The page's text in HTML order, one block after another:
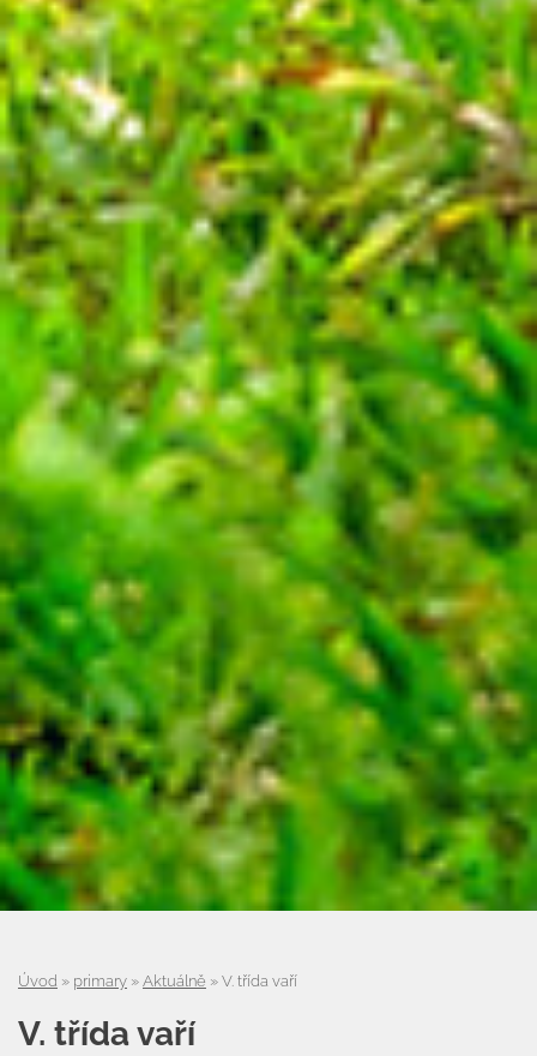
Úvod » primary » Aktuálně » V. třída vaří
V. třída vaří